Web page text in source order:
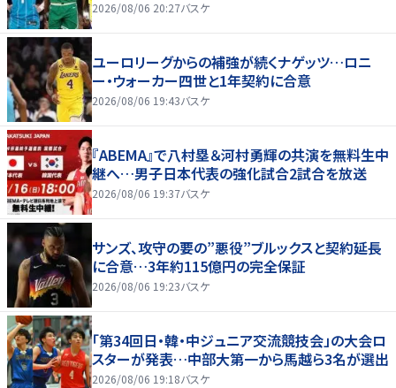
2026/08/06 20:27バスケ
ユーロリーグからの補強が続くナゲッツ…ロニ
ー・ウォーカー四世と1年契約に合意
2026/08/06 19:43バスケ
『ABEMA』で八村塁＆河村勇輝の共演を無料生中
継へ…男子日本代表の強化試合2試合を放送
2026/08/06 19:37バスケ
サンズ、攻守の要の”悪役”ブルックスと契約延長
に合意…3年約115億円の完全保証
2026/08/06 19:23バスケ
「第34回日・韓・中ジュニア交流競技会」の大会ロ
スターが発表…中部大第一から馬越ら3名が選出
2026/08/06 19:18バスケ